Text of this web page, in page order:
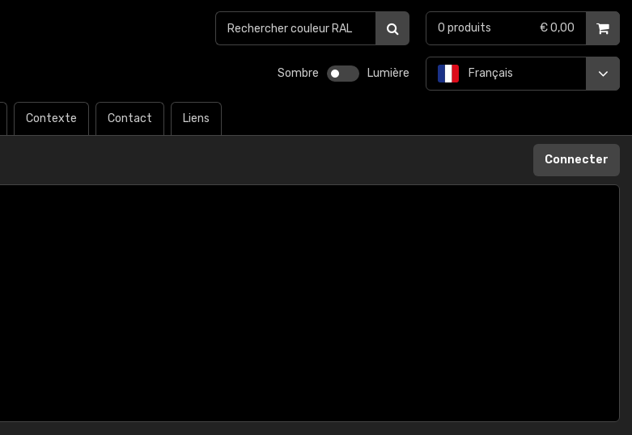
Sombre Lumière
Contexte Contact Liens
Français
0 produits € 0,00
Connecter